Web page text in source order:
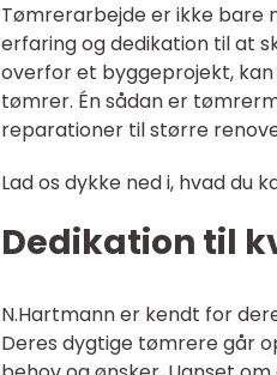
Tømrerarbejde er ikke bare
erfaring og dedikation til at
overfor et byggeprojekt,
tømrer. Én sådan er
reparationer til større
Lad os dykke ned i, hvad du
Dedikation til
N.Hartmann er kendt for
Deres dygtige tømrere går